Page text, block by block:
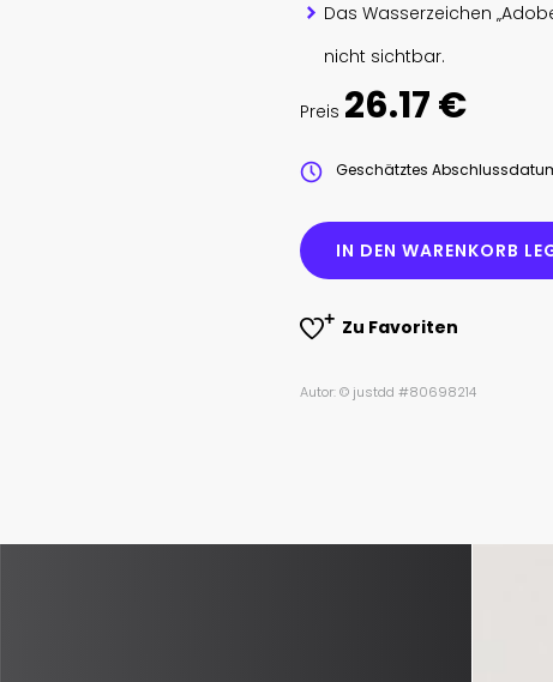
Das Wasserzeichen
nicht sichtbar.
Preis 26.17 €
Geschätztes
IN DEN WARENKORB
Zu Favoriten
Autor: © justdd #80698214